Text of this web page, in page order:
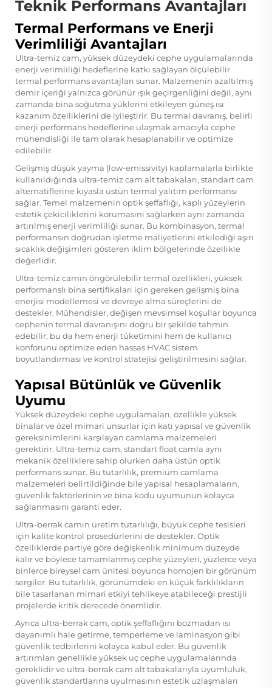
Teknik Performans Avantajları
Termal Performans ve Enerji
Verimliliği Avantajları
Ultra-temiz cam, yüksek düzeydeki cephe uygulamalarında
enerji verimliliği hedeflerine katkı sağlayan ölçülebilir
termal performans avantajları sunar. Malzemenin azaltılmış
demir içeriği yalnızca görünür ışık geçirgenliğini değil, aynı
zamanda bina soğutma yüklerini etkileyen güneş ısı
kazanım özelliklerini de iyileştirir. Bu termal davranış, belirli
enerji performans hedeflerine ulaşmak amacıyla cephe
mühendisliği ile tam olarak hesaplanabilir ve optimize
edilebilir.
Gelişmiş düşük yayma (low-emissivity) kaplamalarla birlikte
kullanıldığında ultra-temiz cam alt tabakaları, standart cam
alternatiflerine kıyasla üstün termal yalıtım performansı
sağlar. Temel malzemenin optik şeffaflığı, kaplı yüzeylerin
estetik çekiciliklerini korumasını sağlarken aynı zamanda
artırılmış enerji verimliliği sunar. Bu kombinasyon, termal
performansın doğrudan işletme maliyetlerini etkilediği aşırı
sıcaklık değişimleri gösteren iklim bölgelerinde özellikle
değerlidir.
Ultra-temiz camın öngörülebilir termal özellikleri, yüksek
performanslı bina sertifikaları için gereken gelişmiş bina
enerjisi modellemesi ve devreye alma süreçlerini de
destekler. Mühendisler, değişen mevsimsel koşullar boyunca
cephenin termal davranışını doğru bir şekilde tahmin
edebilir; bu da hem enerji tüketimini hem de kullanıcı
konforunu optimize eden hassas HVAC sistem
boyutlandırması ve kontrol stratejisi geliştirilmesini sağlar.
Yapısal Bütünlük ve Güvenlik
Uyumu
Yüksek düzeydeki cephe uygulamaları, özellikle yüksek
binalar ve özel mimari unsurlar için katı yapısal ve güvenlik
gereksinimlerini karşılayan camlama malzemeleri
gerektirir. Ultra-temiz cam, standart float camla aynı
mekanik özelliklere sahip olurken daha üstün optik
performans sunar. Bu tutarlılık, premium camlama
malzemeleri belirtildiğinde bile yapısal hesaplamaların,
güvenlik faktörlerinin ve bina kodu uyumunun kolayca
sağlanmasını garanti eder.
Ultra-berrak camın üretim tutarlılığı, büyük cephe tesisleri
için kalite kontrol prosedürlerini de destekler. Optik
özelliklerde partiye göre değişkenlik minimum düzeyde
kalır ve böylece tamamlanmış cephe yüzeyleri, yüzlerce veya
binlerce bireysel cam ünitesi boyunca homojen bir görünüm
sergiler. Bu tutarlılık, görünümdeki en küçük farklılıkların
bile tasarlanan mimari etkiyi tehlikeye atabileceği prestijli
projelerde kritik derecede önemlidir.
Ayrıca ultra-berrak cam, optik şeffaflığını bozmadan ısı
dayanımlı hale getirme, temperleme ve laminasyon gibi
güvenlik tedbirlerini kolayca kabul eder. Bu güvenlik
artırımları genellikle yüksek uç cephe uygulamalarında
gereklidir ve ultra-berrak cam alt tabakalarıyla uyumluluk,
güvenlik standartlarına uyulmasının estetik uzlaşmaları